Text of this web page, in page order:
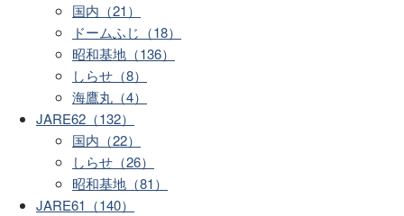
国内（21）
ドームふじ（18）
昭和基地（136）
しらせ（8）
海鷹丸（4）
JARE62（132）
国内（22）
しらせ（26）
昭和基地（81）
JARE61（140）